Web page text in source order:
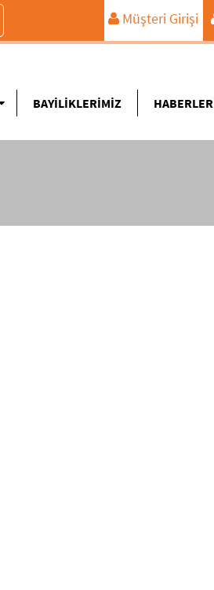
Müşteri Girişi
BAYİLİKLERİMİZ HABERLER